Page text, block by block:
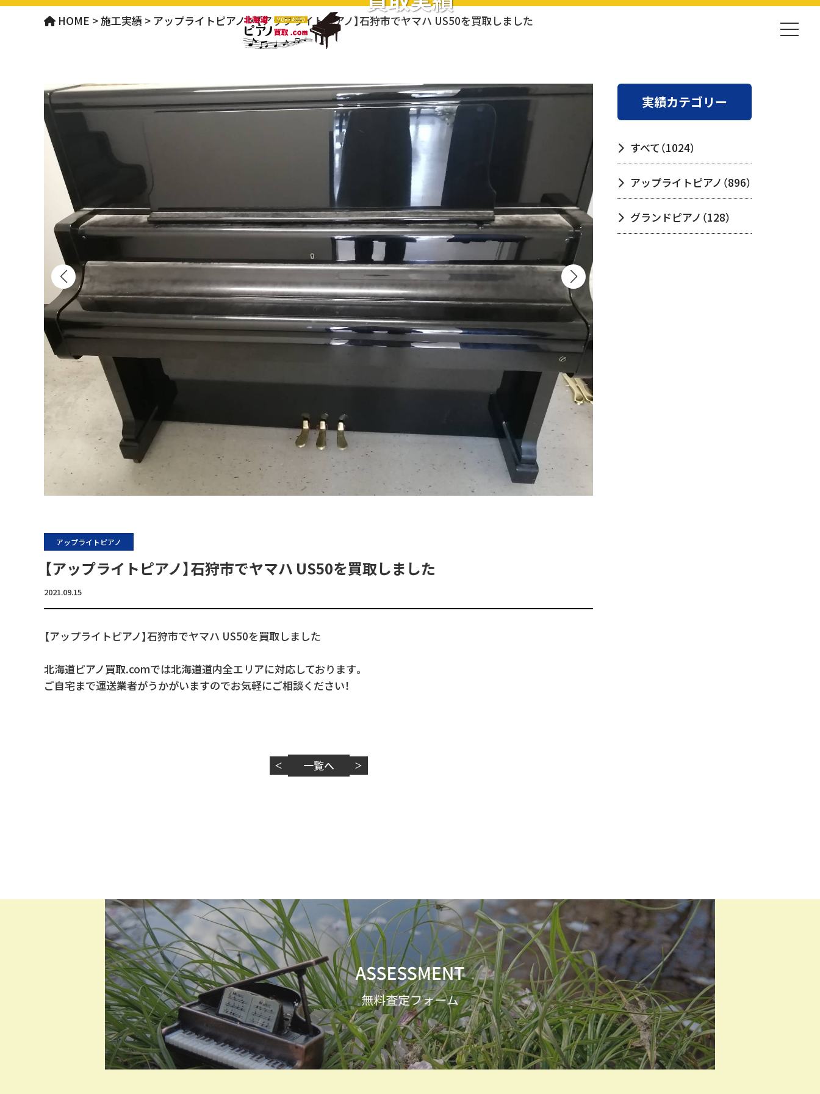
HOME >施工実績 > アップライトピアノ>【アップライトピアノ】石狩市でヤマハ US50を買取しました
アップライトピアノ
【アップライトピアノ】石狩市でヤマハ US50を買取しました
2021.09.15
【アップライトピアノ】石狩市でヤマハ US50を買取しました
北海道ピアノ買取.comでは北海道道内全エリアに対応しております。
ご自宅まで運送業者がうかがいますのでお気軽にご相談ください！
＜ 一覧へ ＞
実績カテゴリー
すべて （1024）
アップライトピアノ （896）
グランドピアノ （128）